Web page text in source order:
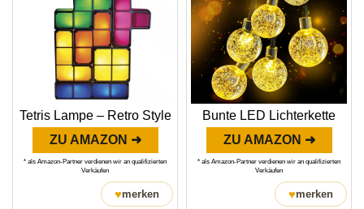
Tetris Lampe – Retro Style
ZU AMAZON ➜
* als Amazon-Partner verdienen wir an qualifizierten
Verkäufen
♥merken
Bunte LED Lichterkette
ZU AMAZON ➜
* als Amazon-Partner verdienen wir an qualifizierten
Verkäufen
♥merken